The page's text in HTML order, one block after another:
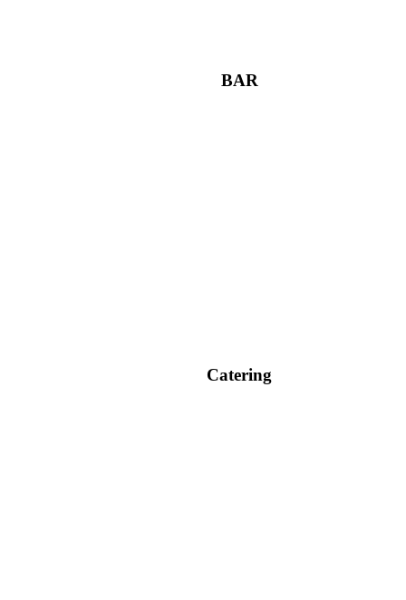
BAR
Catering